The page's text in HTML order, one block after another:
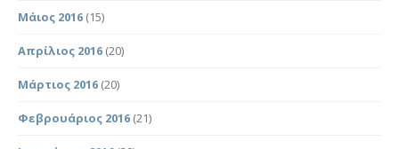
Μάιος 2016 (15)
Απρίλιος 2016 (20)
Μάρτιος 2016 (20)
Φεβρουάριος 2016 (21)